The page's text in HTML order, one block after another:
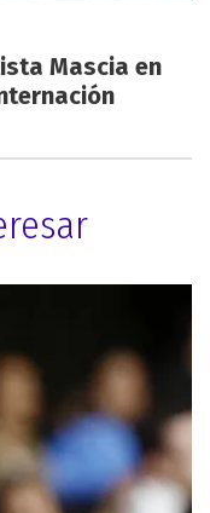
Mascia en